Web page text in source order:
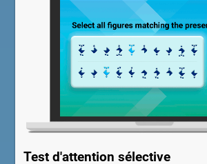
Test d'attention sélective